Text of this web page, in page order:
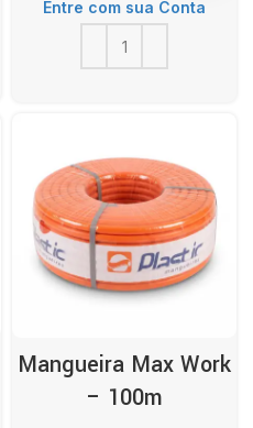
Entre com sua Conta
Mangueira Max Work
– 100m